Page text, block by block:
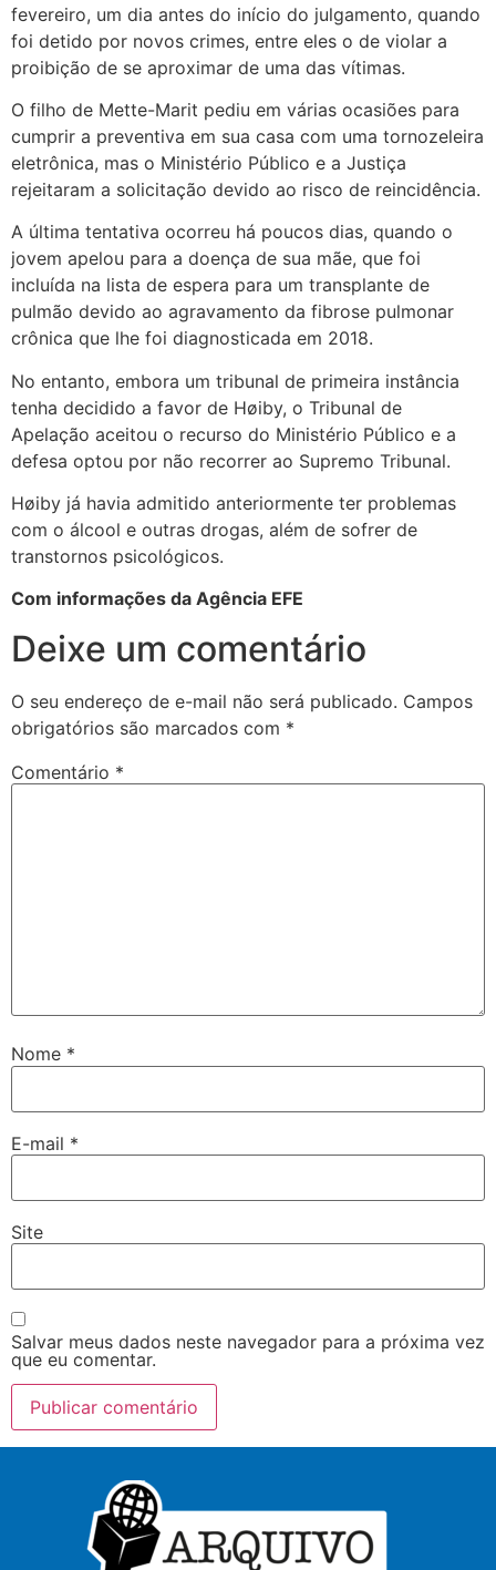
fevereiro, um dia antes do início do julgamento, quando
foi detido por novos crimes, entre eles o de violar a
proibição de se aproximar de uma das vítimas.
O filho de Mette-Marit pediu em várias ocasiões para
cumprir a preventiva em sua casa com uma tornozeleira
eletrônica, mas o Ministério Público e a Justiça
rejeitaram a solicitação devido ao risco de reincidência.
A última tentativa ocorreu há poucos dias, quando o
jovem apelou para a doença de sua mãe, que foi
incluída na lista de espera para um transplante de
pulmão devido ao agravamento da fibrose pulmonar
crônica que lhe foi diagnosticada em 2018.
No entanto, embora um tribunal de primeira instância
tenha decidido a favor de Høiby, o Tribunal de
Apelação aceitou o recurso do Ministério Público e a
defesa optou por não recorrer ao Supremo Tribunal.
Høiby já havia admitido anteriormente ter problemas
com o álcool e outras drogas, além de sofrer de
transtornos psicológicos.
Com informações da Agência EFE
Deixe um comentário
O seu endereço de e-mail não será publicado. Campos
obrigatórios são marcados com *
Comentário *
Nome *
E-mail *
Site
Salvar meus dados neste navegador para a próxima vez
que eu comentar.